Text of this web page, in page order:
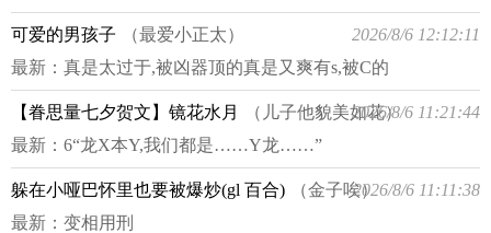
可爱的男孩子 （最爱小正太）
2026/8/6 12:12:11
最新： 真是太过于,被凶器顶的真是又爽有s,被C的
【眷思量七夕贺文】镜花水月 （儿子他貌美如花）2026/8/6 11:21:44
最新： 6“龙X本Y,我们都是……Y龙……”
躲在小哑巴怀里也要被爆炒(gl 百合) （金子唉）2026/8/6 11:11:38
最新： 变相用刑